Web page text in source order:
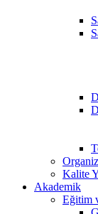
Kalite
Akademik
Eğitim